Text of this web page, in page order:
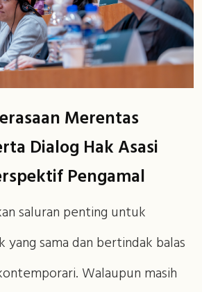
Merentas
Dialog Hak Asasi
Pengamal
saluran penting untuk
yang sama dan bertindak balas
Walaupun masih